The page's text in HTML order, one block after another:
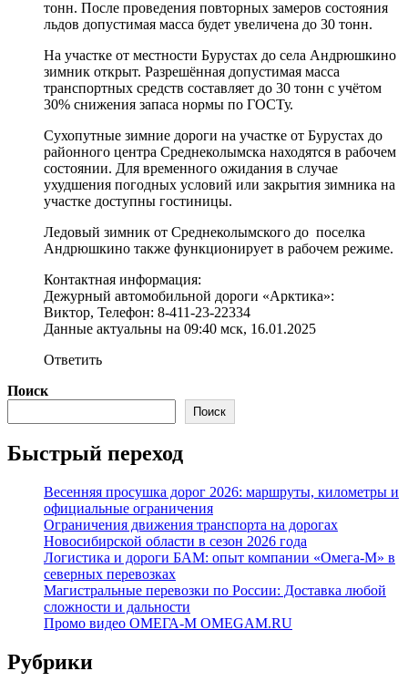
тонн. После проведения повторных замеров состояния
льдов допустимая масса будет увеличена до 30 тонн.
На участке от местности Бурустах до села Андрюшкино
зимник открыт. Разрешённая допустимая масса
транспортных средств составляет до 30 тонн с учётом
30% снижения запаса нормы по ГОСТу.
Сухопутные зимние дороги на участке от Бурустах до
районного центра Среднеколымска находятся в рабочем
состоянии. Для временного ожидания в случае
ухудшения погодных условий или закрытия зимника на
участке доступны гостиницы.
Ледовый зимник от Среднеколымского до поселка
Андрюшкино также функционирует в рабочем режиме.
Контактная информация:
Дежурный автомобильной дороги «Арктика»:
Виктор, Телефон: 8-411-23-22334
Данные актуальны на 09:40 мск, 16.01.2025
Ответить
Поиск
Поиск
Быстрый переход
Весенняя просушка дорог 2026: маршруты, километры и
официальные ограничения
Ограничения движения транспорта на дорогах
Новосибирской области в сезон 2026 года
Логистика и дороги БАМ: опыт компании «Омега-М» в
северных перевозках
Магистральные перевозки по России: Доставка любой
сложности и дальности
Промо видео ОМЕГА-М OMEGAM.RU
Рубрики